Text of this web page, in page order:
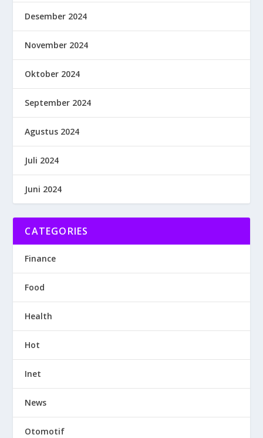
Desember 2024
November 2024
Oktober 2024
September 2024
Agustus 2024
Juli 2024
Juni 2024
CATEGORIES
Finance
Food
Health
Hot
Inet
News
Otomotif